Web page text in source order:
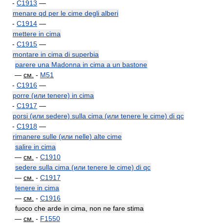
- C1913 —
menare qd per le cime degli alberi
- C1914 —
mettere in cima
- C1915 —
montare in cima di superbia
parere una Madonna in cima a un bastone
— см. - M51
- C1916 —
porre (или tenere) in cima
- C1917 —
porsi (или sedere) sulla cima (или tenere le cime) di qc
- C1918 —
rimanere sulle (или nelle) alte cime
salire in cima
— см. - C1910
sedere sulla cima (или tenere le cime) di qc
— см. - C1917
tenere in cima
— см. - C1916
fuoco che arde in cima, non ne fare stima
— см. - F1550